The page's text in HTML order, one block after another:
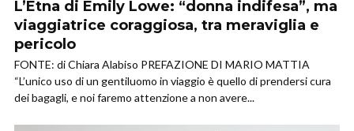
L’Etna di Emily Lowe: “donna indifesa”, ma
viaggiatrice coraggiosa, tra meraviglia e
pericolo
FONTE: di Chiara Alabiso PREFAZIONE DI MARIO MATTIA
“L’unico uso di un gentiluomo in viaggio è quello di prendersi cura
dei bagagli, e noi faremo attenzione a non avere...